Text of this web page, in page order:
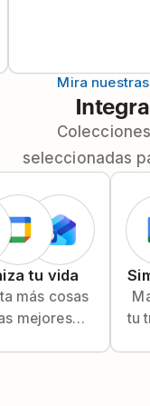
Mira
seleccionadas
tu vida
más cosas
mejores
tu